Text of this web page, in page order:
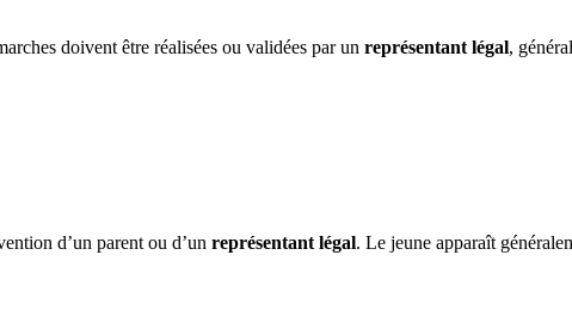
doivent être réalisées ou validées par un représentant légal,
d’un parent ou d’un représentant légal. Le jeune apparaît